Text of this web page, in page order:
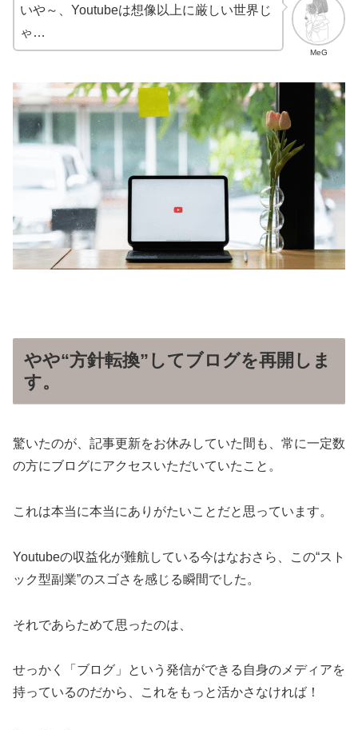
MeG
いや～、Youtubeは想像以上に厳しい世界じ
ゃ…
やや“方針転換”してブログを再開しま
す。
驚いたのが、記事更新をお休みしていた間も、常に一定数
の方にブログにアクセスいただいていたこと。
これは本当に本当にありがたいことだと思っています。
Youtubeの収益化が難航している今はなおさら、この“スト
ック型副業”のスゴさを感じる瞬間でした。
それであらためて思ったのは、
せっかく「ブログ」という発信ができる自身のメディアを
持っているのだから、これをもっと活かさなければ！